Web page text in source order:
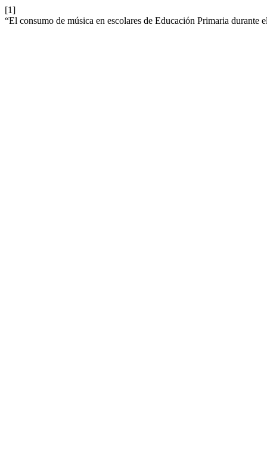
[1]
“El consumo de música en escolares de Educación Primaria durante